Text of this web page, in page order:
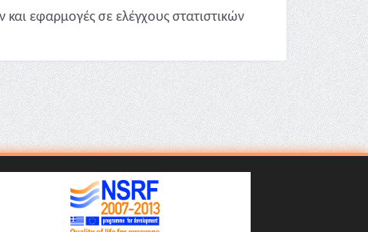
εφαρμογές σε ελέγχους στατιστικών